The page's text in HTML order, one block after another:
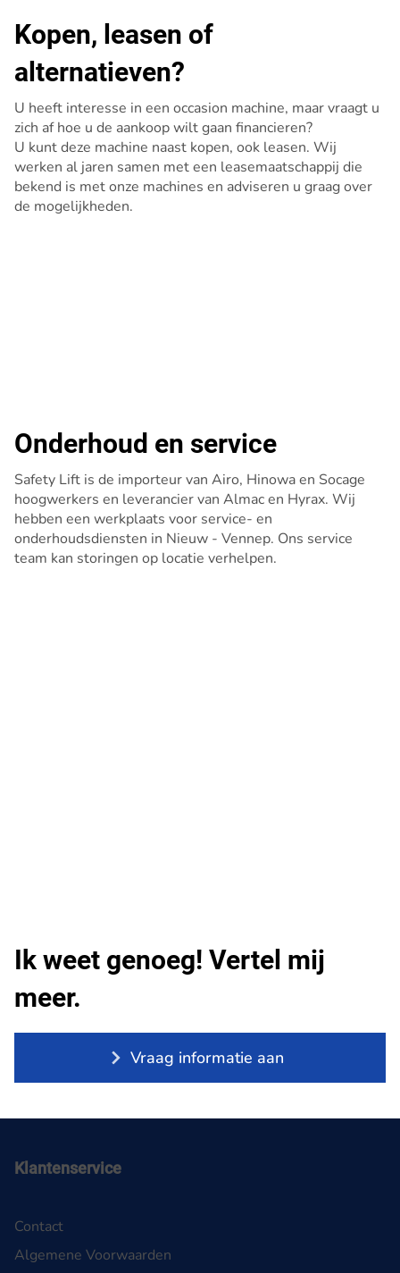
Onderhoud en service
Safety Lift is de importeur van Airo, Hinowa en Socage
hoogwerkers en leverancier van Almac en Hyrax. Wij
hebben een werkplaats voor service- en
onderhoudsdiensten in Nieuw - Vennep. Ons service
team kan storingen op locatie verhelpen.
Kopen, leasen of
alternatieven?
U heeft interesse in een occasion machine, maar vraagt u
zich af hoe u de aankoop wilt gaan financieren?
U kunt deze machine naast kopen, ook leasen. Wij
werken al jaren samen met een leasemaatschappij die
bekend is met onze machines en adviseren u graag over
de mogelijkheden.
Ik weet genoeg! Vertel mij
meer.
Vraag informatie aan
Klantenservice
Contact
Algemene Voorwaarden